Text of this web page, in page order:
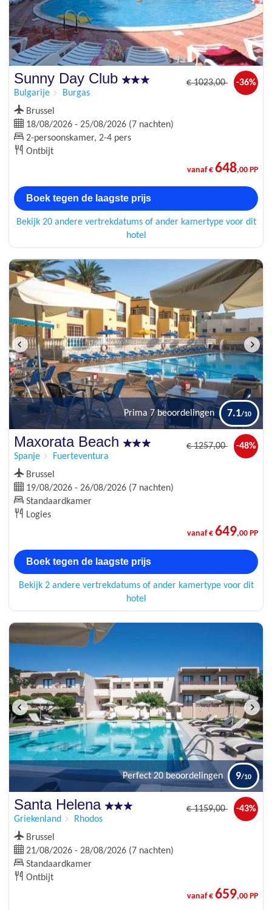
Sunny Day Club
Bulgarije Burgas
€1023,00 -36%
Brussel
18/08/2026 - 25/08/2026 (7 nachten)
2-persoonskamer, 2-4 pers
Ontbijt
vanaf € 648,00 PP
Boek tegen de laagste prijs
Bekijk 20 andere vertrekdatums of ander kamertype voor dit
hotel
Prima 7 beoordelingen 7.1
Maxorata Beach
Spanje Fuerteventura
€1257,00 -48%
Brussel
19/08/2026 - 26/08/2026 (7 nachten)
Standaardkamer
Logies
vanaf € 649,00 PP
Boek tegen de laagste prijs
Bekijk 2 andere vertrekdatums of ander kamertype voor dit
hotel
Perfect 20 beoordelingen 9
Santa Helena
Griekenland Rhodos
€1159,00 -43%
Brussel
21/08/2026 - 28/08/2026 (7 nachten)
Standaardkamer
Ontbijt
vanaf € 659,00 PP